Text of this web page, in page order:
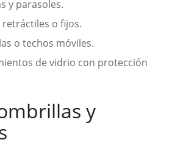
y parasoles.
o fijos.
o techos móviles.
de vidrio con protección
y